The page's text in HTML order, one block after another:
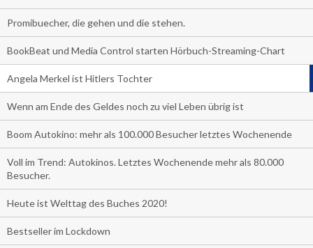
Promibuecher, die gehen und die stehen.
BookBeat und Media Control starten Hörbuch-Streaming-Chart
Angela Merkel ist Hitlers Tochter
Wenn am Ende des Geldes noch zu viel Leben übrig ist
Boom Autokino: mehr als 100.000 Besucher letztes Wochenende
Voll im Trend: Autokinos. Letztes Wochenende mehr als 80.000
Besucher.
Heute ist Welttag des Buches 2020!
Bestseller im Lockdown